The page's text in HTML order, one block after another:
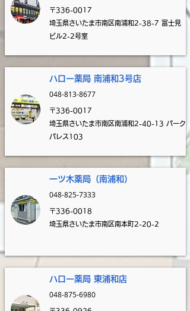
〒336-0017
埼玉県さいたま市南区南浦和2-38-7 富士見
ビル2-2号室
ハロー薬局 南浦和3号店
048-813-8677
〒336-0017
埼玉県さいたま市南区南浦和2-40-13 パーク
パレス103
一ツ木薬局（南浦和）
048-825-7333
〒336-0018
埼玉県さいたま市南区南本町2-20-2
ハロー薬局 東浦和 店
048-875-6980